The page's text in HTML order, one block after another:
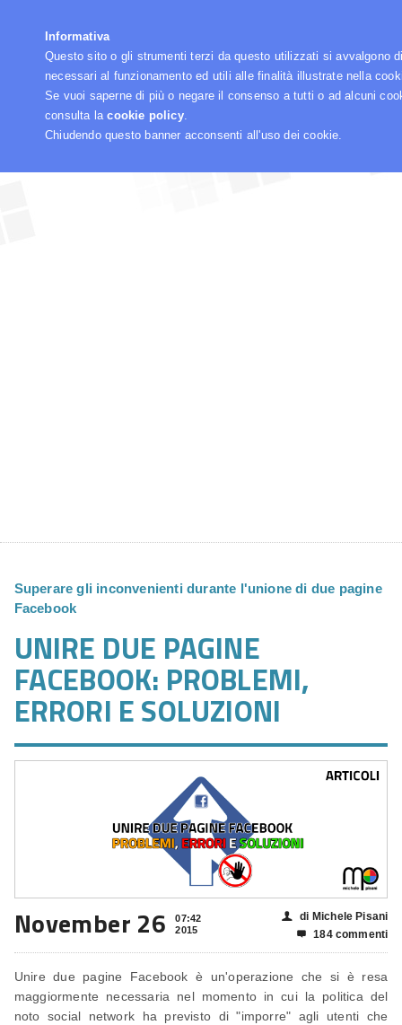
Informativa
Questo sito o gli strumenti terzi da questo utilizzati si avvalgono
necessari al funzionamento ed utili alle finalità illustrate nella
Se vuoi saperne di più o negare il consenso a tutti o ad alcuni
consulta lacookie policy.
Chiudendo questo banner acconsenti all'uso dei cookie.
Superare gli inconvenienti durante l'unione di due pagine
Facebook
UNIRE DUE PAGINE
FACEBOOK: PROBLEMI,
ERRORI E SOLUZIONI
November 26
07:42
2015
👤 di Michele Pisani
 184 commenti
Unire due pagine Facebook è un'operazione che si è resa
maggiormente necessaria nel momento in cui la politica del
noto social network ha previsto di "imporre" agli utenti che